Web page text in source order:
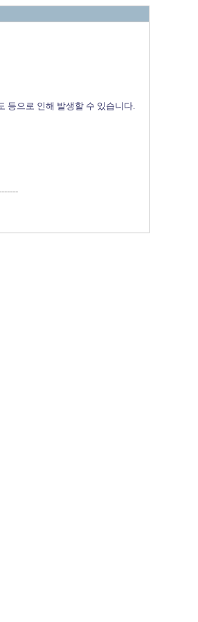
등으로 인해 발생할 수 있습니다.